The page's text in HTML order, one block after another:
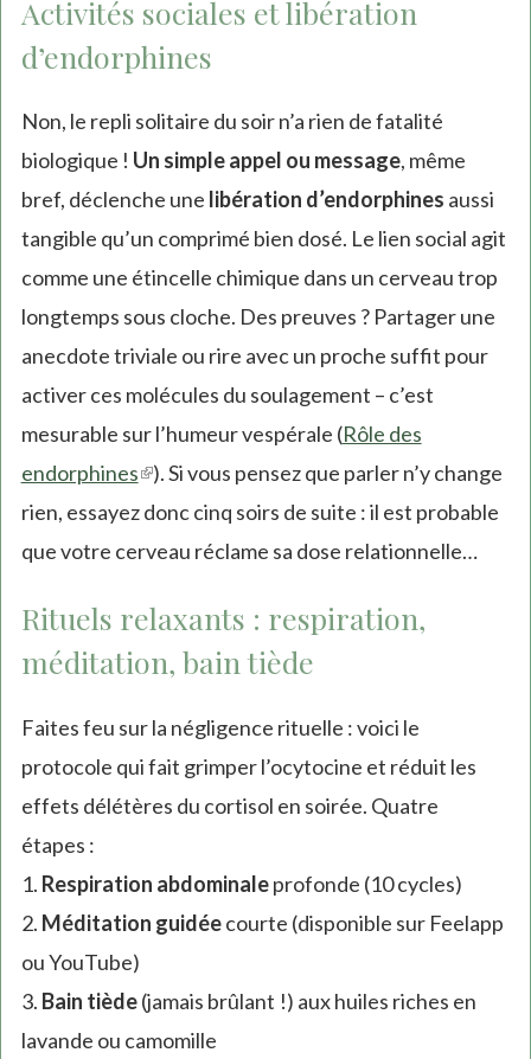
Activités sociales et libération
d’endorphines
Non, le repli solitaire du soir n’a rien de fatalité
biologique ! Un simple appel ou message, même
bref, déclenche une libération d’endorphines aussi
tangible qu’un comprimé bien dosé. Le lien social agit
comme une étincelle chimique dans un cerveau trop
longtemps sous cloche. Des preuves ? Partager une
anecdote triviale ou rire avec un proche suffit pour
activer ces molécules du soulagement – c’est
mesurable sur l’humeur vespérale (Rôle des
endorphines(link
is
external)
). Si vous pensez que parler n’y change
rien, essayez donc cinq soirs de suite : il est probable
que votre cerveau réclame sa dose relationnelle…
Rituels relaxants : respiration,
méditation, bain tiède
Faites feu sur la négligence rituelle : voici le
protocole qui fait grimper l’ocytocine et réduit les
effets délétères du cortisol en soirée. Quatre
étapes :
1. Respiration abdominaleprofonde (10 cycles)
2. Méditation guidéecourte (disponible sur Feelapp
ou YouTube)
3. Bain tiède(jamais brûlant !) aux huiles riches en
lavande ou camomille